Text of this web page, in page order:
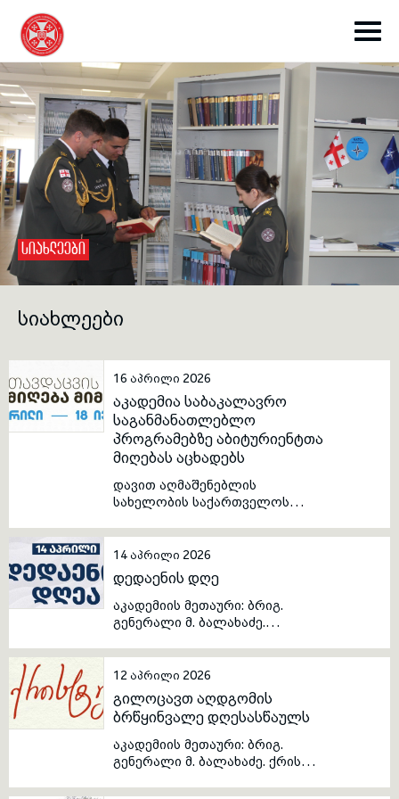
toggle submenu
toggle submenu
toggle submenu
ᲡᲘᲐᲮᲚᲔᲔᲑᲘ
ᲡᲘᲐᲮᲚᲔᲔᲑᲘ
16 აპრილი 2026
აკადემია საბაკალავრო
საგანმანათლებლო
პროგრამებზე აბიტურიენტთა
მიღებას აცხადებს
დავით აღმაშენებლის
სახელობის საქართველოს
აკადემია საბაკალავრო
საგანმანათლებლო
პროგრამებზე აბიტურიენტთა
მიღებას აცხადებს აკადემიის
საბაკალავრო
საგანმანათლებლო
კოდია 155 რეგისტრაცია
მიმდინარეობს მხოლოდ
ელექტრონულად შეფასებისა
და გამოცდების ეროვნული
ცენტრის ვებგვერდზე:
https://www.naec.ge/#/ge/index
აბიტურიენტთა რეგისტრაცია
2026 წლის ერთიანი ეროვნული
გამოცდებისთვის
14 აპრილი 2026
დედაენის დღე
აკადემიის მეთაური: ბრიგ.
გენერალი მ. ბალახაძე.
ეროვნული თვითმყოფადობის,
კულტურისა და
სახელმწიფოებრიობის მტკიცე
საფუძველი, რომელიც
საუკუნეების განმავლობაში
აერთიანებდა ჩვენს ხალხს,
იცავდა ჩვენს იდენტობას და
უზრუნველყოფდა თაობათა
შორის სულიერი და
12 აპრილი 2026
გილოცავთ აღდგომის
ბრწყინვალე დღესასწაულს
აკადემიის მეთაური: ბრიგ.
გენერალი მ. ბალახაძე. ქრისტე